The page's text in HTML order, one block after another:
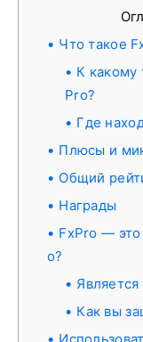
Что такое
К какому
Pro?
Где
Плюсы и
Общий
Награды
FxPro —
о?
Как вы